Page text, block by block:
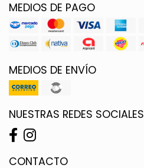
MEDIOS DE PAGO
MEDIOS DE ENVÍO
NUESTRAS REDES SOCIALES
CONTACTO